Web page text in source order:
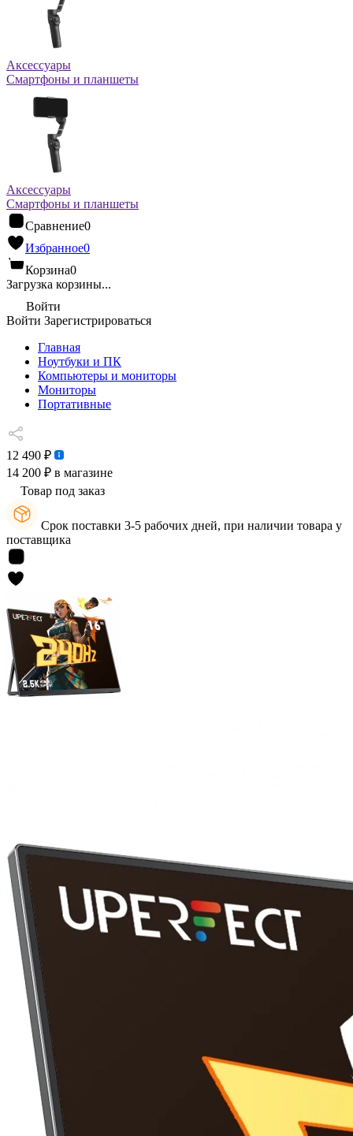
Аксессуары
Смартфоны и планшеты
Аксессуары
Смартфоны и планшеты
Сравнение0
Избранное0
Корзина0
Загрузка корзины...
Войти
Войти Зарегистрироваться
Главная
Ноутбуки и ПК
Компьютеры и мониторы
Мониторы
Портативные
12 490 ₽
14 200 ₽ в магазине
Товар под заказ
Срок поставки 3-5 рабочих дней, при наличии товара у
поставщика